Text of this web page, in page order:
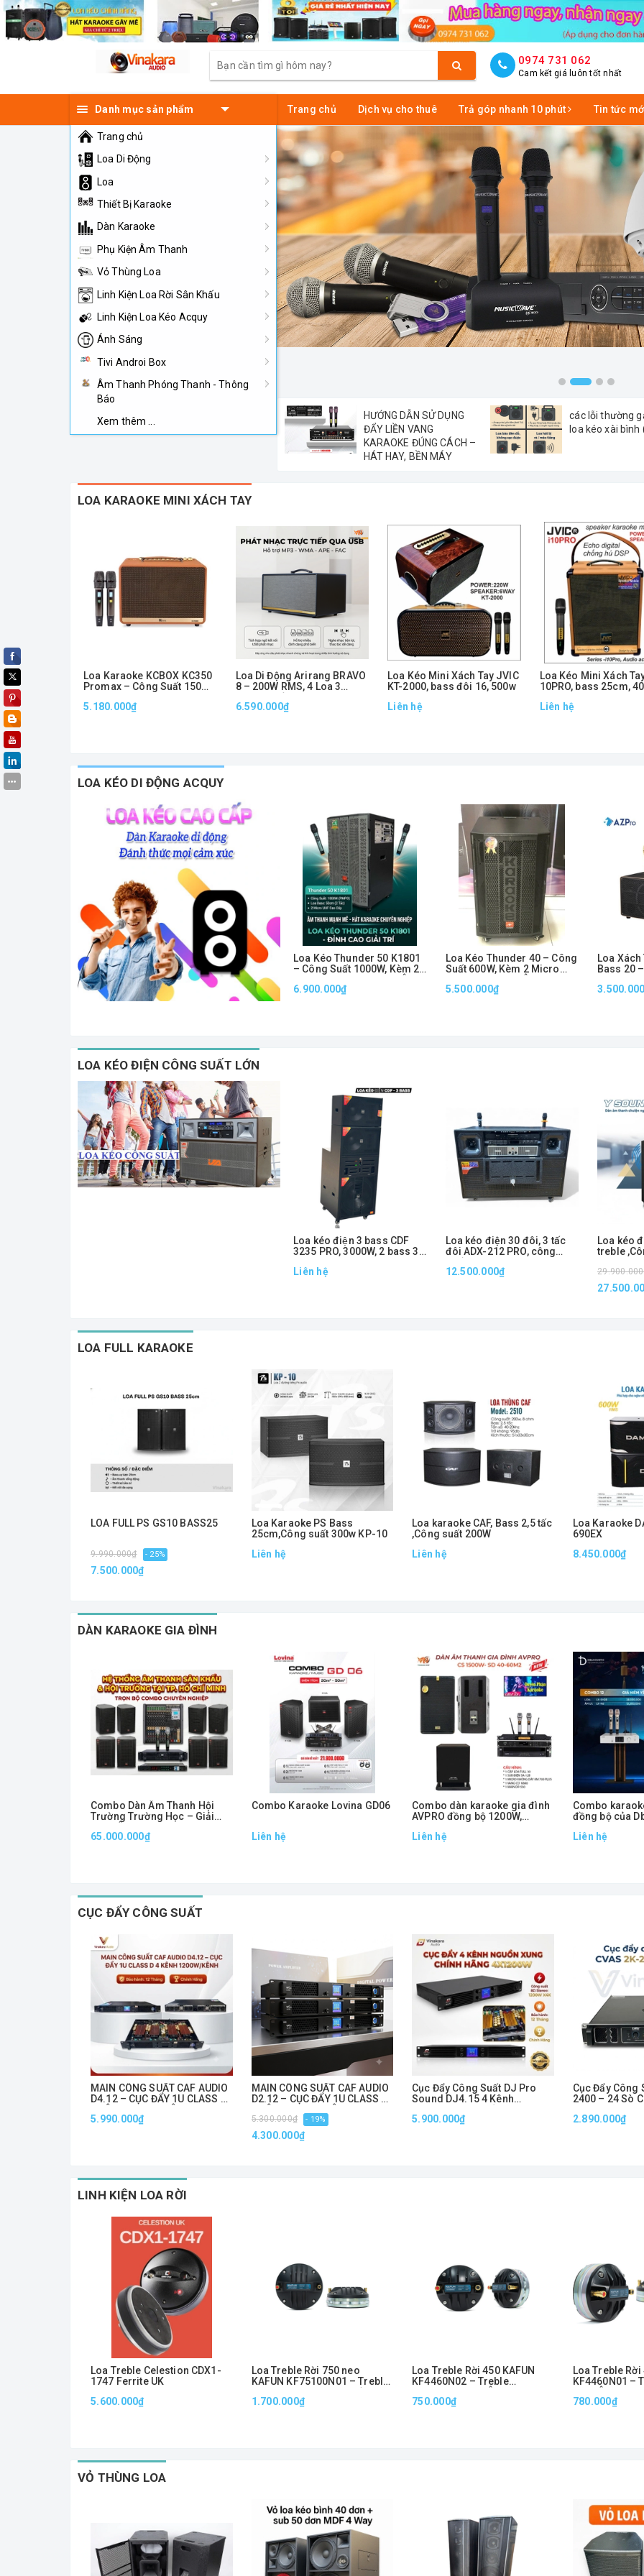
0974 731 062
Cam kết giá luôn tốt nhất
Danh mục sản phẩm
Trang chủ
Loa Di Động
Loa
Thiết Bị Karaoke
Dàn Karaoke
Phụ Kiện Âm Thanh
Vỏ Thùng Loa
Linh Kiện Loa Rời Sân Khấu
Linh Kiện Loa Kéo Acquy
Ánh Sáng
Tivi Androi Box
Âm Thanh Phóng Thanh - Thông
Báo
Xem thêm ...
Trang chủ Dịch vụ cho thuê Trả góp nhanh 10 phút Tin tức
HƯỚNG DẪN SỬ DỤNG
ĐẨY LIỀN VANG
KARAOKE ĐÚNG CÁCH –
HÁT HAY, BỀN MÁY
các lỗi thường
loa kéo xài bình
LOA KARAOKE MINI XÁCH TAY
Loa Karaoke KCBOX KC350
Promax – Công Suất 150W
Micro Không Dây
5.180.000₫
Loa Di Động Arirang BRAVO
8 – 200W RMS, 4 Loa 3
6.590.000₫
Loa Kéo Mini Xách Tay JVIC
KT-2000, bass đôi 16, 500w
Liên hệ
Loa Kéo Mini Xách
10PRO, bass 25cm,
Liên hệ
LOA KÉO DI ĐỘNG ACQUY
Loa Kéo Thunder 50 K1801
– Công Suất 1000W, Kèm 2
Thanh Mạnh Mẽ
6.900.000₫
Loa Kéo Thunder 40 – Công
Suất 600W, Kèm 2 Micro
Mạnh Mẽ
5.500.000₫
Loa
Bass 20
LOA KÉO ĐIỆN CÔNG SUẤT LỚN
Loa kéo điện 3 bass CDF
3235 PRO, 3000W, 2 bass 30
Liên hệ
Loa kéo điện 30 đôi, 3 tấc
đôi ADX-212 PRO, công
12.500.000₫
Loa kéo
treble
LOA FULL KARAOKE
LOA FULL PS GS10 BASS25
9.990.000₫ - 25%
7.500.000₫
Loa Karaoke PS Bass
25cm,Công suất 300w KP-10
Liên hệ
Loa karaoke CAF, Bass 2,5 tấc
,Công suất 200W
Liên hệ
Loa Karaoke
690EX
8.450.000₫
DÀN KARAOKE GIA ĐÌNH
Combo Dàn Âm Thanh Hội
Trường Trường Học – Giải
Nghiệp, Phủ Âm Mạnh Mẽ
65.000.000₫
Combo Karaoke Lovina GD06
Liên hệ
Combo dàn karaoke gia đình
AVPRO đồng bộ 1200W,
Liên hệ
Combo
đồng bộ của
Liên hệ
CỤC ĐẨY CÔNG SUẤT
MAIN CÔNG SUẤT CAF AUDIO
D4.12 – CỤC ĐẨY 1U CLASS D
5.990.000₫
MAIN CÔNG SUẤT CAF AUDIO
D2.12 – CỤC ĐẨY 1U CLASS D
5.300.000₫ - 19%
4.300.000₫
Cục Đẩy Công Suất DJ Pro
Sound DJ4.15 4 Kênh
Chính Hãng
5.900.000₫
Cục Đẩy Công
2400 – 24 Sò
Định
2.890.000₫
LINH KIỆN LOA RỜI
Loa Treble Celestion CDX1-
1747 Ferrite UK
5.600.000₫
Loa Treble Rời 750 neo
KAFUN KF75100N01 – Treble
100W, Âm Cao Sắc Nét
1.700.000₫
Loa Treble Rời 450 KAFUN
KF4460N02 – Treble
Trong Trẻo Chi Tiết
750.000₫
Loa Treble Rời
KF4460N01 –
Tiết
780.000₫
VỎ THÙNG LOA